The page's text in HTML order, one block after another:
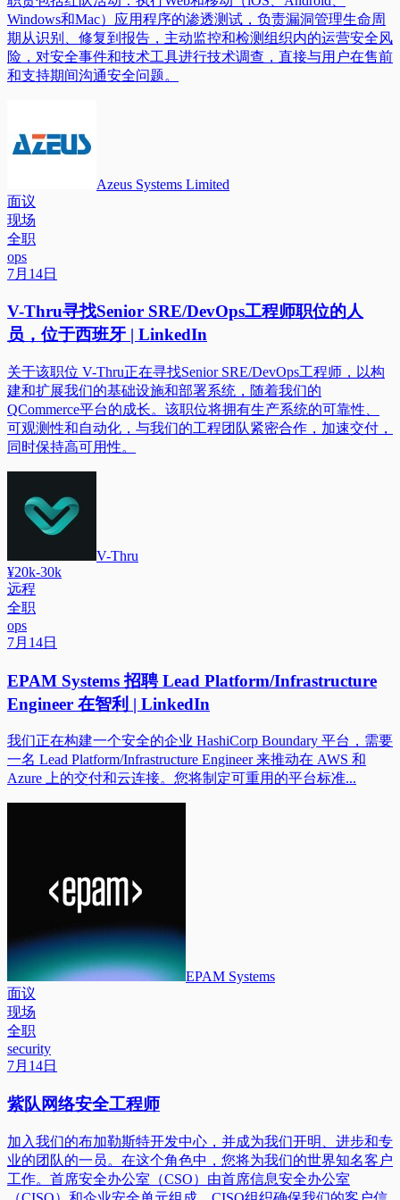
Windows和Mac）应用程序的渗透测试，负责漏洞管理生命周
期从识别、修复到报告，主动监控和检测组织内的运营安全风
险，对安全事件和技术工具进行技术调查，直接与用户在售前
和支持期间沟通安全问题。
Azeus Systems Limited
面议
现场
全职
ops
7月14日
V-Thru寻找Senior SRE/DevOps工程师职位的人
员，位于西班牙 | LinkedIn
关于该职位 V-Thru正在寻找Senior SRE/DevOps工程师，以构
建和扩展我们的基础设施和部署系统，随着我们的
QCommerce平台的成长。该职位将拥有生产系统的可靠性、
可观测性和自动化，与我们的工程团队紧密合作，加速交付，
同时保持高可用性。
V-Thru
¥20k-30k
远程
全职
ops
7月14日
EPAM Systems 招聘 Lead Platform/Infrastructure
Engineer 在智利 | LinkedIn
我们正在构建一个安全的企业 HashiCorp Boundary 平台，需要
一名 Lead Platform/Infrastructure Engineer 来推动在 AWS 和
Azure 上的交付和云连接。您将制定可重用的平台标准...
EPAM Systems
面议
现场
全职
security
7月14日
紫队网络安全工程师
加入我们的布加勒斯特开发中心，并成为我们开明、进步和专
业的团队的一员。在这个角色中，您将为我们的世界知名客户
工作。首席安全办公室（CSO）由首席信息安全办公室